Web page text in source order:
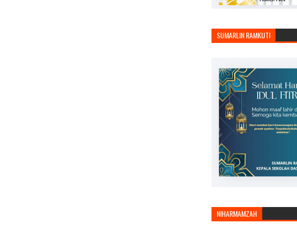
SUMARLIN RAMKUTI
NIHARMAMZAH